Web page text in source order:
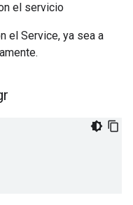
el servicio
el Service, ya sea a